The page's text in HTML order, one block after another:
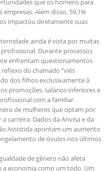
que os homens para
Além disso, 59,1%
impactou diretamente suas
ainda é vista por muitas
Durante processos
enfrentam questionamentos
do chamado “viés
dos filhos exclusivamente à
promoções, salários inferiores e
com a familiar.
de mulheres que optam por
carreira. Dados da Anvisa e da
Assistida apontam um aumento
de óvulos nos últimos
de gênero não afeta
a economia como um todo. Um